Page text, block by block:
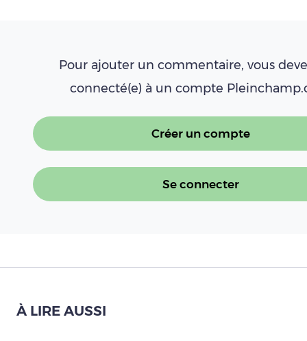
Pour ajouter un commentaire, vous
connecté(e) à un compte
Créer un compte
Se connecter
À LIRE AUSSI